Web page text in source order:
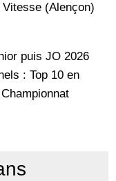
(Alençon)
puis JO 2026
: Top 10 en